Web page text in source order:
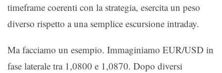
timeframe coerenti con la strategia, esercita un peso
diverso rispetto a una semplice escursione intraday.
Ma facciamo un esempio. Immaginiamo EUR/USD in
fase laterale tra 1,0800 e 1,0870. Dopo diversi